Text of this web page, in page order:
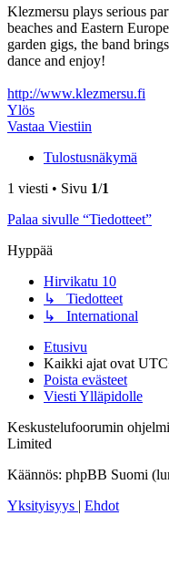
Klezmersu plays serious
beaches and Eastern
garden gigs, the band
dance and enjoy!
http://www.klezmersu.fi
Ylös
Vastaa Viestiin
Tulostusnäkymä
1 viesti • Sivu 1/1
Palaa sivulle “Tiedotteet”
Hyppää
Hirvikatu 10
↳ Tiedotteet
↳ International
Etusivu
Kaikki ajat ovat
Poista evästeet
Viesti Ylläpidolle
Keskustelufoorumin
Limited
Käännös: phpBB Suomi
Yksityisyys | Ehdot